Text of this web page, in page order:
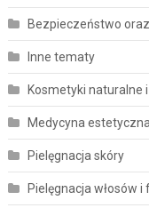
Bezpieczeństwo
Inne tematy
Kosmetyki naturalne i
Medycyna
Pielęgnacja skóry
Pielęgnacja włosów